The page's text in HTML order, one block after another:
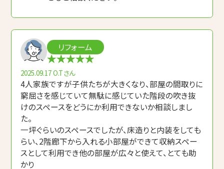
リフォーム
2025.09.17O.Tさん
4人家族ですが子供たちが大きくなり、部屋の間取りに
窮屈さを感じていて無駄に感じていた階段の吹き抜
けのスペースをどうにか利用できないか相談しまし
た。
一坪ぐらいのスペースでしたが、床造りと内装をしても
らい、2階廊下から入れる小部屋ができて収納スペー
スとして利用でき他の部屋が広々と使えて、とても助
かり